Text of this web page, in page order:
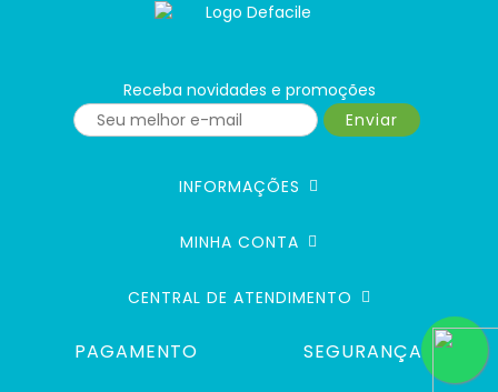
Receba novidades e promoções
Enviar
INFORMAÇÕES
MINHA CONTA
CENTRAL DE ATENDIMENTO
PAGAMENTO SEGURANÇA